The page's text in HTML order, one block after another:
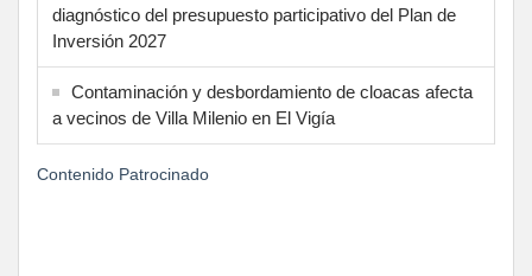
diagnóstico del presupuesto participativo del Plan de
Inversión 2027
Contaminación y desbordamiento de cloacas afecta
a vecinos de Villa Milenio en El Vigía
Contenido Patrocinado